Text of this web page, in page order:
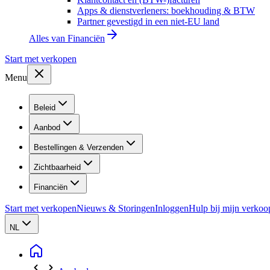
Apps & dienstverleners: boekhouding & BTW
Partner gevestigd in een niet-EU land
Alles van Financiën
Start met verkopen
Menu
Beleid
Aanbod
Bestellingen & Verzenden
Zichtbaarheid
Financiën
Start met verkopenNieuws & StoringenInloggenHulp bij mijn
NL